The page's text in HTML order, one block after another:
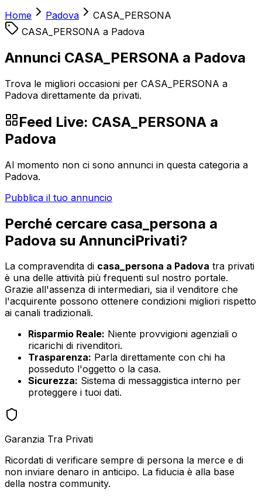
Home Padova
CASA_PERSONA
CASA_PERSONA a Padova
Annunci CASA_PERSONA a Padova
Trova le migliori occasioni per CASA_PERSONA a
Padova direttamente da privati.
Feed Live: CASA_PERSONA a
Padova
Al momento non ci sono annunci in questa categoria a
Padova.
Pubblica il tuo annuncio
Perché cercare casa_persona a
Padova su AnnunciPrivati?
La compravendita di casa_persona a Padova tra privati
è una delle attività più frequenti sul nostro portale.
Grazie all'assenza di intermediari, sia il venditore che
l'acquirente possono ottenere condizioni migliori rispetto
ai canali tradizionali.
Risparmio Reale: Niente provvigioni agenziali o
ricarichi di rivenditori.
Trasparenza: Parla direttamente con chi ha
posseduto l'oggetto o la casa.
Sicurezza: Sistema di messaggistica interno per
proteggere i tuoi dati.
Garanzia Tra Privati
Ricordati di verificare sempre di persona la merce e di
non inviare denaro in anticipo. La fiducia è alla base
della nostra community.